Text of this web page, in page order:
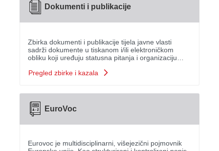
Dokumenti i publikacije
Zbirka dokumenti i publikacije tijela javne vlasti
sadrži dokumente u tiskanom i/ili elektroničkom
obliku koji uređuju statusna pitanja i organizaciju
odnose se na uže područje djelatnosti tijel...
Pregled zbirke i kazala
EuroVoc
Eurovoc je multidisciplinarni, višejezični pojmovnik